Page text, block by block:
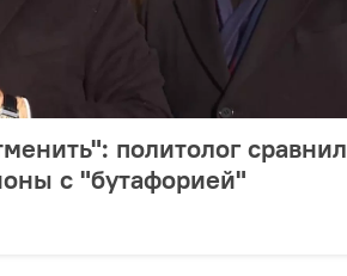
политолог сравнил
с "бутафорией"